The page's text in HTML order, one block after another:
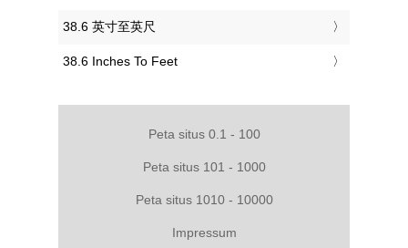
‎38.6 英寸至英尺
‎38.6 Inches To Feet
Peta situs 0.1 - 100
Peta situs 101 - 1000
Peta situs 1010 - 10000
Impressum